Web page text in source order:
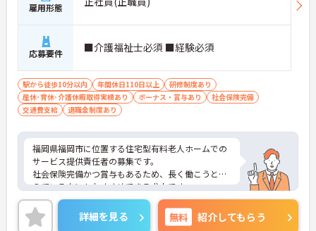
雇用形態
応募要件 ■介護福祉士必須 ■経験必須
駅から徒歩10分以内 年間休日110日以上
研修制度あり
産休･育休･介護休暇取得実績あり
ボーナス・賞与あり
社会保険完備
交通費支給
退職金制度あり
福岡県福岡市に位置する住宅型有料老人ホームでの
サービス提供責任者の募集です。
社会保険完備かつ賞与もあるため、長く働こうと考
えている方にもおすすめできる求人です。
最寄駅から徒歩3分の好立地のため、通勤も快適！
ご興味のある方はご面接のポイントをお伝えします
ので、お気軽にご相談ください。
詳細を見る 無料 紹介してもらう